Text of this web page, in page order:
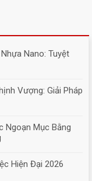
Nano: Tuyệt
Vượng: Giải Pháp
Ngoạn Mục Bằng
Hiện Đại 2026